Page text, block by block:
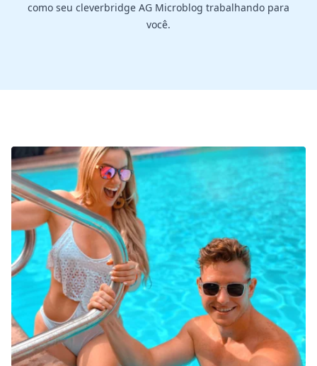
como seu cleverbridge AG Microblog trabalhando para
você.